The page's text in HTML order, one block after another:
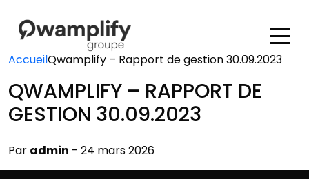
AccueilQwamplify – Rapport de gestion 30.09.2023
QWAMPLIFY – RAPPORT DE
GESTION 30.09.2023
Par admin - 24 mars 2026